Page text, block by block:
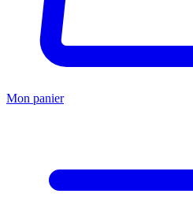
Mon panier